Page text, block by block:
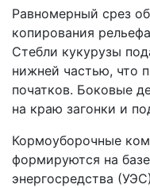
Равномерный срез
копирования
Стебли кукурузы
нижней частью, что
початков. Боковые
на краю загонки и
Кормоуборочные
формируются на
энергосредства